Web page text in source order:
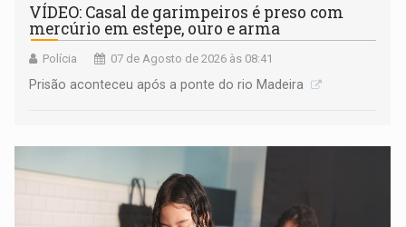
VÍDEO: Casal de garimpeiros é preso com
mercúrio em estepe, ouro e arma
Polícia 07 de Agosto de 2026 às 08:41
Prisão aconteceu após a ponte do rio Madeira